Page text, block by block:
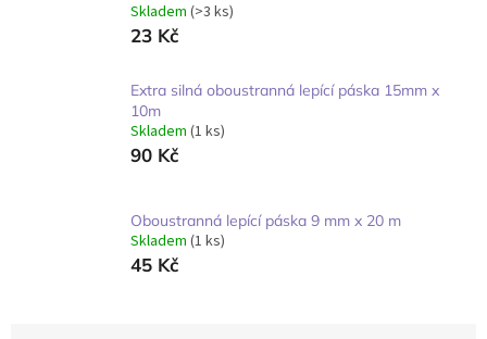
Skladem (>3 ks)
23 Kč
Extra silná oboustranná lepící páska 15mm x
10m
Skladem (1 ks)
90 Kč
Oboustranná lepící páska 9 mm x 20 m
Skladem (1 ks)
45 Kč